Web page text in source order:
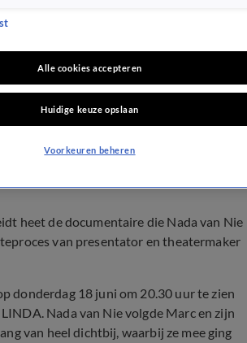
met docu 'Tot de
over Marc
heet de documentaire die Nada van Nie
van presentator en theatermaker
donderdag 18 juni om 20.30 uur te zien
Nada van Nie volgde Marc en zijn
van heel dichtbij, waarbij ze mee ging
Alle cookies accepteren
Huidige keuze opslaan
Voorkeuren beheren